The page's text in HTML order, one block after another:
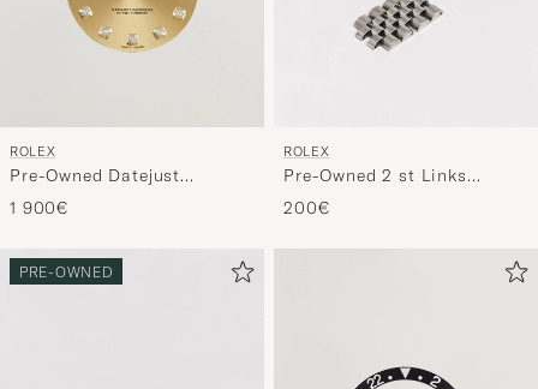
ROLEX
Pre-Owned Datejust
diamant dial set 36mm
11XXXX
1 900€
ROLEX
Pre-Owned 2 st Links
Jubilee 5 Ref
200€
PRE-OWNED